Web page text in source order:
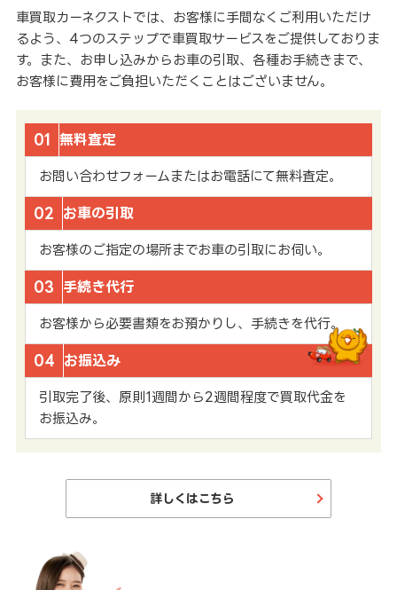
車買取カーネクストでは、お客様に手間なくご利用いただけ
るよう、4つのステップで車買取サービスをご提供しておりま
す。また、お申し込みからお車の引取、各種お手続きまで、
お客様に費用をご負担いただくことはございません。
01 無料査定
お問い合わせフォームまたはお電話にて無料査定。
02 お車の引取
お客様のご指定の場所までお車の引取にお伺い。
03 手続き代行
お客様から必要書類をお預かりし、手続きを代行。
04 お振込み
引取完了後、原則1週間から2週間程度で買取代金を
お振込み。
詳しくはこちら